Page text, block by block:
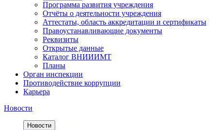
Программа развития учреждения
Отчёты о деятельности учреждения
Аттестаты, область аккредитации и сертификаты
Правоустанавливающие документы
Реквизиты
Открытые данные
Каталог ВНИИИМТ
Планы
Орган инспекции
Противодействие коррупции
Карьера
Новости
Новости